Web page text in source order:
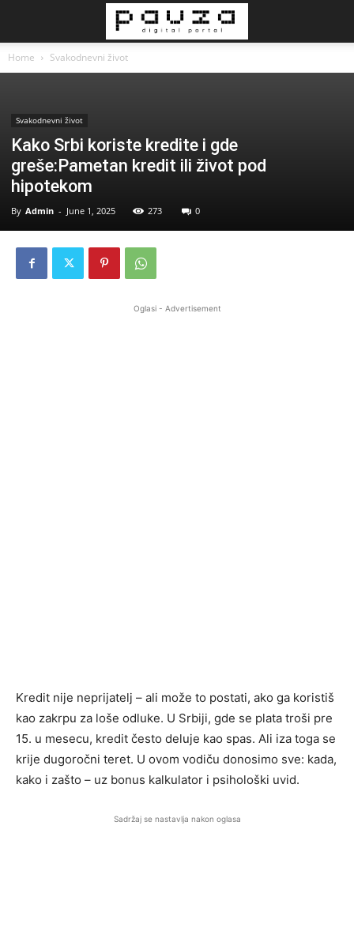
Home Svakodnevni život
Svakodnevni život
Kako Srbi koriste kredite i gde
greše:Pametan kredit ili život pod
hipotekom
By Admin - June 1, 2025 273 0
Oglasi - Advertisement
Kredit nije neprijatelj – ali može to postati, ako ga koristiš
kao zakrpu za loše odluke. U Srbiji, gde se plata troši pre
15. u mesecu, kredit često deluje kao spas. Ali iza toga se
krije dugoročni teret. U ovom vodiču donosimo sve: kada,
kako i zašto – uz bonus kalkulator i psihološki uvid.
Sadržaj se nastavlja nakon oglasa